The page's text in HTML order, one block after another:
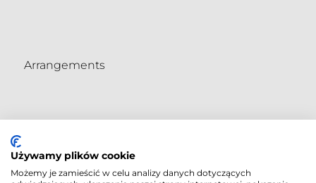
Arrangements
Używamy plików cookie
Możemy je zamieścić w celu analizy danych dotyczących